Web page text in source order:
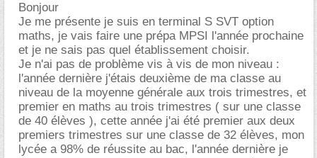
Bonjour
Je me présente je suis en terminal S SVT option
maths, je vais faire une prépa MPSI l'année prochaine
et je ne sais pas quel établissement choisir.
Je n'ai pas de problème vis à vis de mon niveau :
l'année dernière j'étais deuxième de ma classe au
niveau de la moyenne générale aux trois trimestres, et
premier en maths au trois trimestres ( sur une classe
de 40 élèves ), cette année j'ai été premier aux deux
premiers trimestres sur une classe de 32 élèves, mon
lycée a 98% de réussite au bac, l'année dernière je